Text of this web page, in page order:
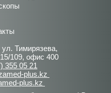
Тимирязева,
109, офис 400
355 05 21
plus.kz
plus.kz